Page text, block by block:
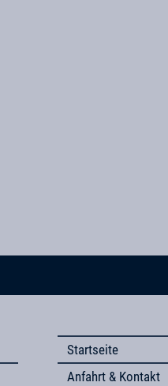
Startseite
Anfahrt & Kontakt